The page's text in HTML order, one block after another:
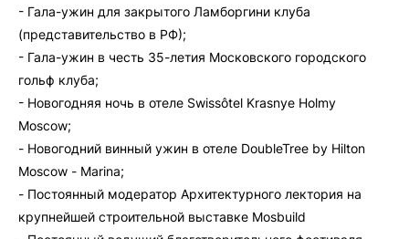
- Гала-ужин для закрытого Ламборгини клуба
(представительство в РФ);
- Гала-ужин в честь 35-летия Московского городского
гольф клуба;
- Новогодняя ночь в отеле Swissôtel Krasnye Holmy
Moscow;
- Новогодний винный ужин в отеле DoubleTree by Hilton
Moscow - Marina;
- Постоянный модератор Архитектурного лектория на
крупнейшей строительной выставке Mosbuild